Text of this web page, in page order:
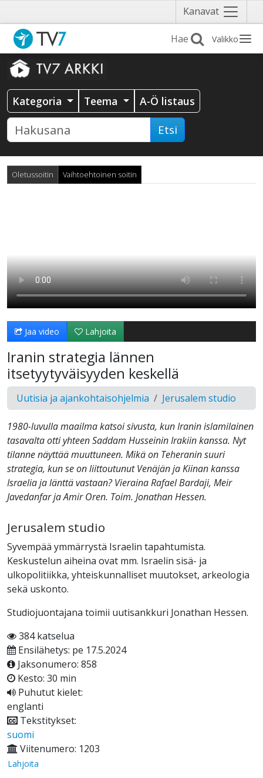
Kanavat Näytä
valikko
Valikko
Kategoria Teema A-Ö listaus
Etsi
Oletussoitin Vaihtoehtoinen soitin
Jaa video Lahjoita
Iranin strategia lännen
itsetyytyväisyyden keskellä
Uutisia ja ajankohtaisohjelmia Jerusalem studio
1980-luvulla maailma katsoi sivusta, kun Iranin islamilainen
tasavalta otti yhteen Saddam Husseinin Irakiin kanssa. Nyt
tilanne näyttää muuttuneen. Mikä on Teheranin suuri
strategia, kun se on liittoutunut Venäjän ja Kiinan kanssa
Israelia ja länttä vastaan? Vieraina Rafael Bardaji, Meir
Javedanfar ja Amir Oren. Toim. Jonathan Hessen.
Jerusalem studio
Syvempää ymmärrystä Israelin tapahtumista.
Keskustelun aiheina ovat mm. Israelin sisä- ja
ulkopolitiikka, yhteiskunnalliset muutokset, arkeologia
sekä uskonto.
Studiojuontajana toimii uutisankkuri Jonathan Hessen.
384 katselua
Ensilähetys: pe 17.5.2024
Jaksonumero: 858
Kesto: 30 min
Puhutut kielet:
englanti
Tekstitykset:
suomi
Viitenumero: 1203
Lahjoita